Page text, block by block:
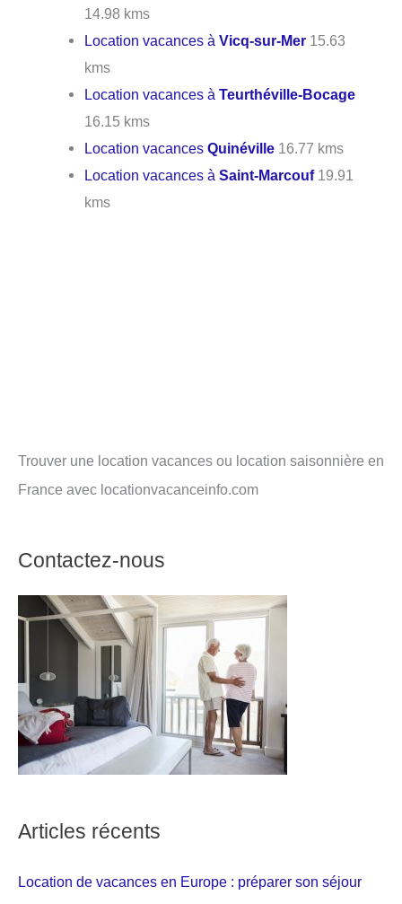
14.98 kms
Location vacances àVicq-sur-Mer 15.63
kms
Location vacances àTeurthéville-Bocage
16.15 kms
Location vacancesQuinéville 16.77 kms
Location vacances àSaint-Marcouf19.91
kms
Trouver une location vacances ou location saisonnière en
France avec locationvacanceinfo.com
Contactez-nous
Articles récents
Location de vacances en Europe : préparer son séjour